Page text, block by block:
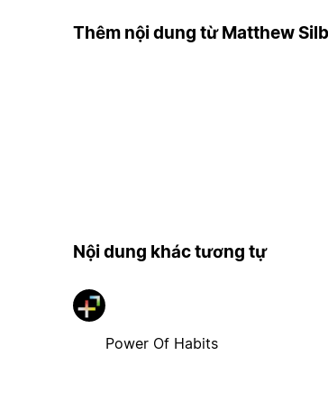
Thêm nội dung từ Matthew
Nội dung khác tương tự
Power Of Habits